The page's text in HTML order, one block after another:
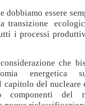
dobbiamo essere
transizione
i processi
che
energetica
capitolo del nucleare
componenti del